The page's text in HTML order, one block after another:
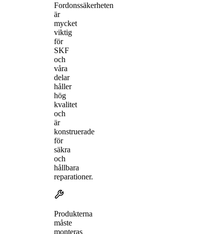
Fordonssäkerheten
är
mycket
viktig
för
SKF
och
våra
delar
håller
hög
kvalitet
och
är
konstruerade
för
säkra
och
hållbara
reparationer.
Produkterna
måste
monteras